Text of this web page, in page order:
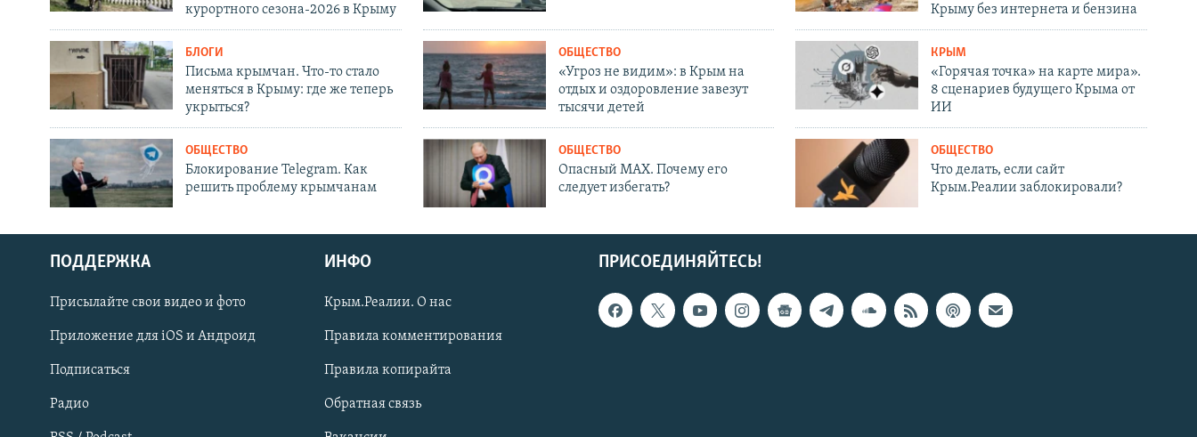
Українською
Qırımtatar
ПРИСОЕДИНЯЙТЕСЬ!
курортного сезона-2026 в Крыму
Крыму без интернета и бензина
БЛОГИ
Письма крымчан. Что-то стало
меняться в Крыму: где же теперь
укрыться?
ОБЩЕСТВО
«Угроз не видим»: в Крым на
отдых и оздоровление завезут
тысячи детей
КРЫМ
«Горячая точка» на карте мира».
8 сценариев будущего Крыма от
ИИ
ОБЩЕСТВО
Блокирование Telegram. Как
решить проблему крымчанам
ОБЩЕСТВО
Опасный MAX. Почему его
следует избегать?
ОБЩЕСТВО
Что делать, если сайт
Крым.Реалии заблокировали?
ПРИСОЕДИНЯЙТЕСЬ!
ПОДДЕРЖКА
Присылайте свои видео и фото
Приложение для iOS и Андроид
Подписаться
Радио
ИНФО
Крым.Реалии. О нас
Правила комментирования
Правила копирайта
Обратная связь